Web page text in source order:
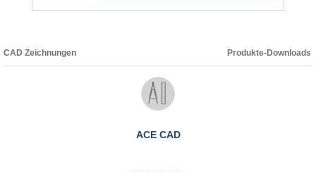
CAD Zeichnungen Produkte-Downloads
ACE CAD